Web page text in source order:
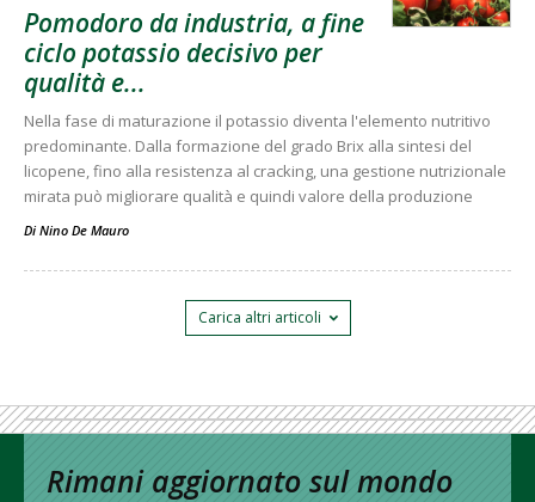
Pomodoro da industria, a fine
ciclo potassio decisivo per
qualità e...
Nella fase di maturazione il potassio diventa l'elemento nutritivo
predominante. Dalla formazione del grado Brix alla sintesi del
licopene, fino alla resistenza al cracking, una gestione nutrizionale
mirata può migliorare qualità e quindi valore della produzione
Di Nino De Mauro
Carica altri articoli
Rimani aggiornato sul mondo